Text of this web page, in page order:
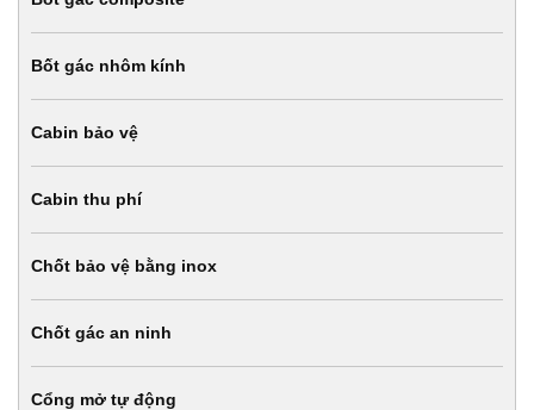
Bốt gác nhôm kính
Cabin bảo vệ
Cabin thu phí
Chốt bảo vệ bằng inox
Chốt gác an ninh
Cổng mở tự động